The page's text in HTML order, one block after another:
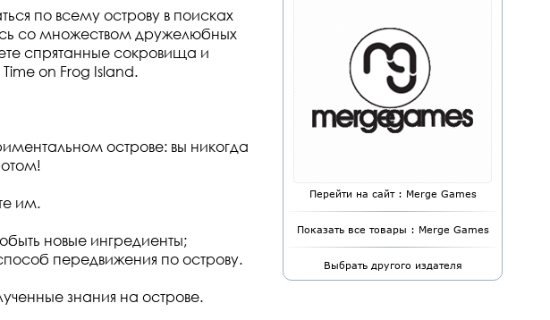
по всему острову в поисках
со множеством дружелюбных
спрятанные сокровища и
on Frog Island.
острове: вы никогда
им.
новые ингредиенты;
передвижения по острову.
знания на острове.
Перейти на сайт : Merge Games
Показать все товары : Merge Games
Выбрать другого издателя